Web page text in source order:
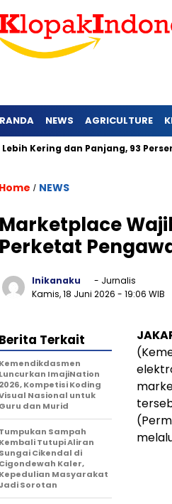
NEWS AGRICULTURE
dan Panjang, 93 Persen
Home / NEWS
Marketplace
Perketat
Inikanaku
- Jurnalis
Kamis, 18 Juni 2026 - 19:06 WIB
Berita Terkait
Kemendikdasmen
Luncurkan ImajiNation
2026, Kompetisi Koding
Nasional untuk
Guru dan Murid
Tumpukan Sampah
Kembali Tutupi Aliran
Sungai Cikendal di
Cigondewah Kaler,
Kepedulian Masyarakat
Sorotan